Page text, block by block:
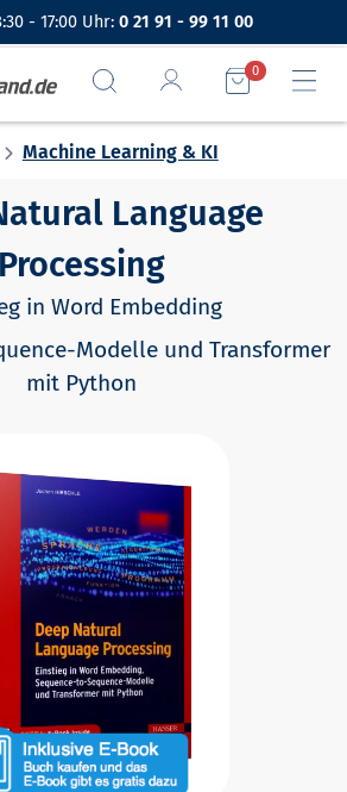
- 17:00 Uhr: 0 21 91 - 99 11 00
0
Machine Learning & KI
Language
Processing
in Word Embedding
Modelle und Transformer
mit Python